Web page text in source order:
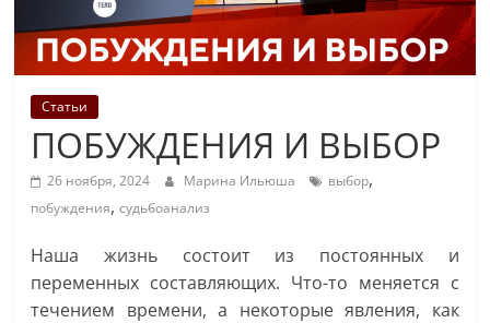
Статьи
ПОБУЖДЕНИЯ И ВЫБОР
26 ноября, 2024 Марина Ильюша выбор,
побуждения,судьбоанализ
Наша жизнь состоит из постоянных и
переменных составляющих. Что-то меняется с
течением времени, а некоторые явления, как